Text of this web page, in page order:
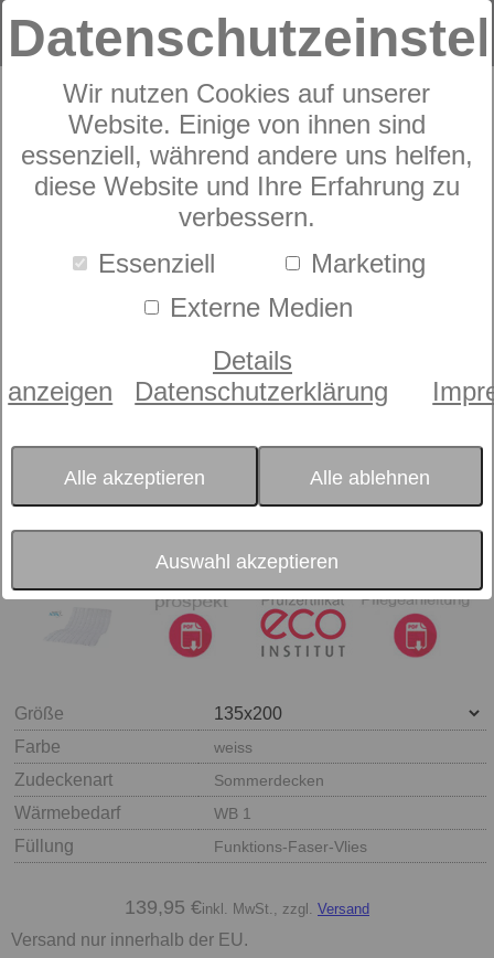
Wir nutzen Cookies auf unserer
Website. Einige von ihnen sind
essenziell, während andere uns helfen,
diese Website und Ihre Erfahrung zu
verbessern.
Essenziell
Marketing
Externe Medien
Details
anzeigen
Datenschutzerklärung
Alle akzeptieren Alle ablehnen
Auswahl akzeptieren
Zudecke
dormabell active
air - Faser, Solo
Größe
Farbe
weiss
Zudeckenart Sommerdecken
Wärmebedarf WB 1
Füllung Funktions-Faser-Vlies
139,95 €inkl. MwSt., zzgl. Versand
Versand nur innerhalb der EU.